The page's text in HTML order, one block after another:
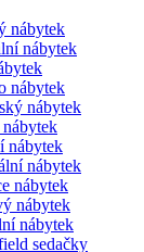
nábytek
nábytek
nábytek
nábytek
nábytek
nábytek
nábytek
nábytek
nábytek
sedačky